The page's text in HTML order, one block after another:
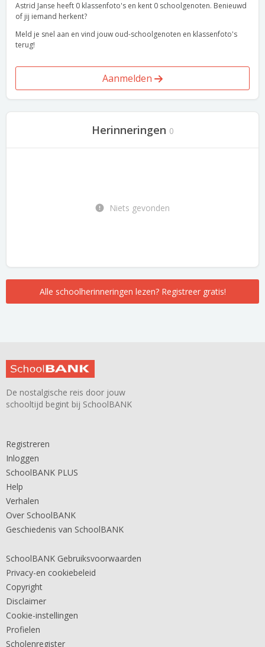
Astrid Janse heeft 0 klassenfoto's en kent 0 schoolgenoten. Benieuwd
of jij iemand herkent?
Meld je snel aan en vind jouw oud-schoolgenoten en klassenfoto's
terug!
Aanmelden
Herinneringen 0
Niets gevonden
Alle schoolherinneringen lezen? Registreer gratis!
De nostalgische reis door jouw
schooltijd begint bij SchoolBANK
Registreren
Inloggen
SchoolBANK PLUS
Help
Verhalen
Over SchoolBANK
Geschiedenis van SchoolBANK
SchoolBANK Gebruiksvoorwaarden
Privacy-en cookiebeleid
Copyright
Disclaimer
Cookie-instellingen
Profielen
Scholenregister